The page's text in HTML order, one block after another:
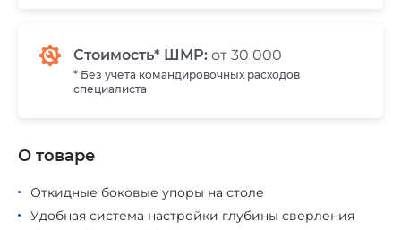
Стоимость* ШМР: от 30 000
* Без учета командировочных расходов
специалиста
Откидные боковые упоры на столе
Удобная система настройки глубины сверления
О товаре